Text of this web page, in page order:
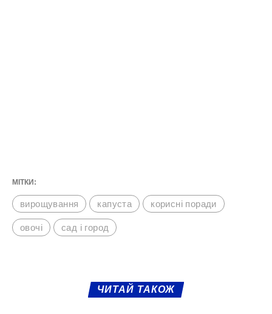
МІТКИ:
вирощування капуста корисні поради
овочі сад і город
ЧИТАЙ ТАКОЖ